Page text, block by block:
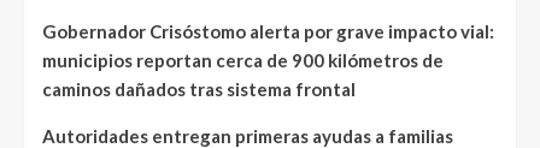
Gobernador Crisóstomo alerta por grave impacto vial:
municipios reportan cerca de 900 kilómetros de
caminos dañados tras sistema frontal
Autoridades entregan primeras ayudas a familias